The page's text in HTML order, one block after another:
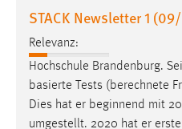
STACK Newsletter 1
Relevanz:
Hochschule Brandenburg.
basierte Tests (berechnete
Dies hat er beginnend mit
umgestellt. 2020 hat er erste